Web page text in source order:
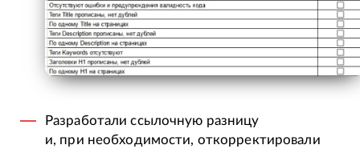
Разработали ссылочную разницу
и, при необходимости, откорректировали